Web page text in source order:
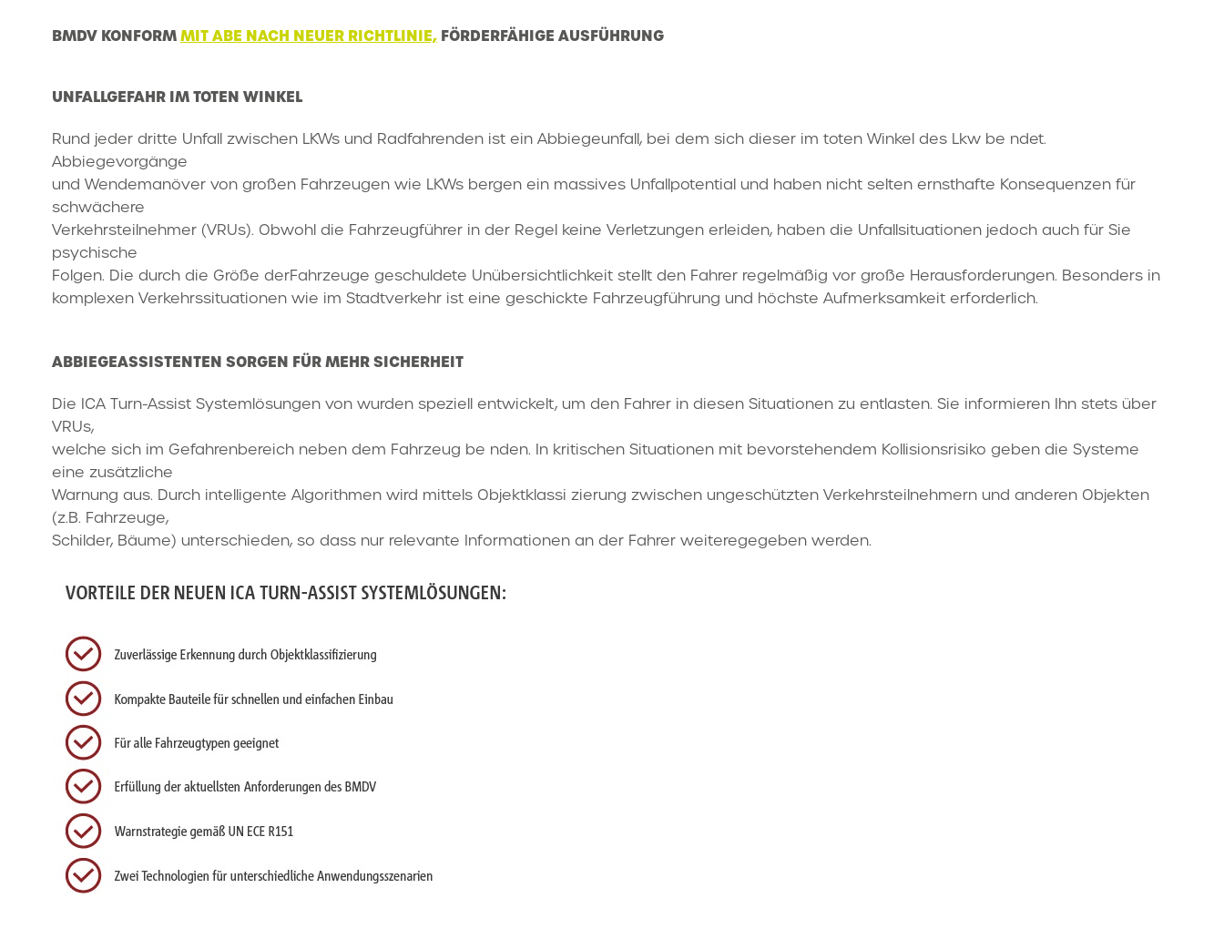
BMDV KONFORMMIT ABE NACH NEUER RICHTLINIE, FÖRDERFÄHIGE AUSFÜHRUNG
UNFALLGEFAHR IM TOTEN WINKEL
Rund jeder dritte Unfall zwischen LKWs und Radfahrenden ist ein Abbiegeunfall, bei dem sich dieser im toten Winkel des Lkw be ndet.
Abbiegevorgänge
und Wendemanöver von großen Fahrzeugen wie LKWs bergen ein massives Unfallpotential und haben nicht selten ernsthafte Konsequenzen für
schwächere
Verkehrsteilnehmer (VRUs). Obwohl die Fahrzeugführer in der Regel keine Verletzungen erleiden, haben die Unfallsituationen jedoch auch für Sie
psychische
Folgen. Die durch die Größe derFahrzeuge geschuldete Unübersichtlichkeit stellt den Fahrer regelmäßig vor große Herausforderungen. Besonders in
komplexen Verkehrssituationen wie im Stadtverkehr ist eine geschickte Fahrzeugführung und höchste Aufmerksamkeit erforderlich.
ABBIEGEASSISTENTEN SORGEN FÜR MEHR SICHERHEIT
Die ICA Turn-Assist Systemlösungen von wurden speziell entwickelt, um den Fahrer in diesen Situationen zu entlasten. Sie informieren Ihn stets über
VRUs,
welche sich im Gefahrenbereich neben dem Fahrzeug be nden. In kritischen Situationen mit bevorstehendem Kollisionsrisiko geben die Systeme
eine zusätzliche
Warnung aus. Durch intelligente Algorithmen wird mittels Objektklassi zierung zwischen ungeschützten Verkehrsteilnehmern und anderen Objekten
(z.B. Fahrzeuge,
Schilder, Bäume) unterschieden, so dass nur relevante Informationen an der Fahrer weiteregegeben werden.